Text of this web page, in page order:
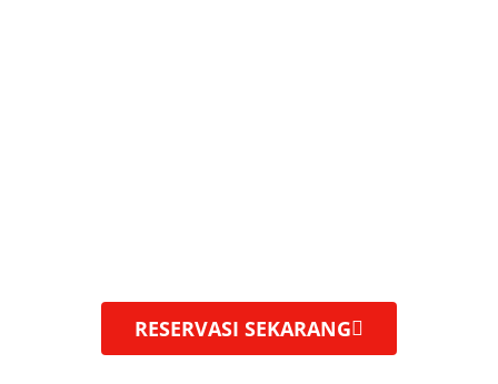
RESERVASI SEKARANG